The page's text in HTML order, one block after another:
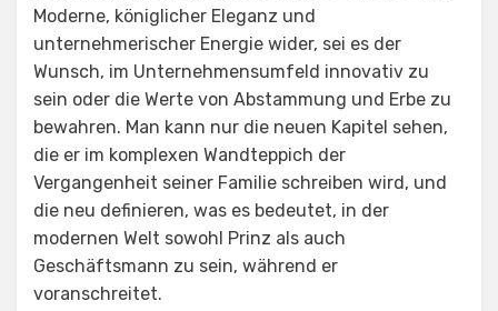
Moderne, königlicher Eleganz und
unternehmerischer Energie wider, sei es der
Wunsch, im Unternehmensumfeld innovativ zu
sein oder die Werte von Abstammung und Erbe zu
bewahren. Man kann nur die neuen Kapitel sehen,
die er im komplexen Wandteppich der
Vergangenheit seiner Familie schreiben wird, und
die neu definieren, was es bedeutet, in der
modernen Welt sowohl Prinz als auch
Geschäftsmann zu sein, während er
voranschreitet.